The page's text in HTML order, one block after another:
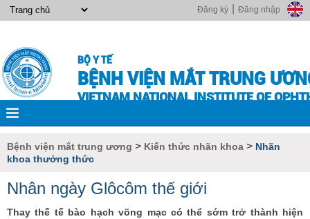
Đăng nhập
Đăng ký
BỘ Y TẾ
BỆNH VIỆN MẮT TRUNG
VIETNAM NATIONAL INSTITUTE OF
Bệnh viện mắt trung ương > Kiến thức nhãn khoa > Nhãn
khoa thưởng thức
Nhân ngày Glôcôm thế giới
Thay thế tế bào hạch võng mạc có thể sớm trở thành hiện